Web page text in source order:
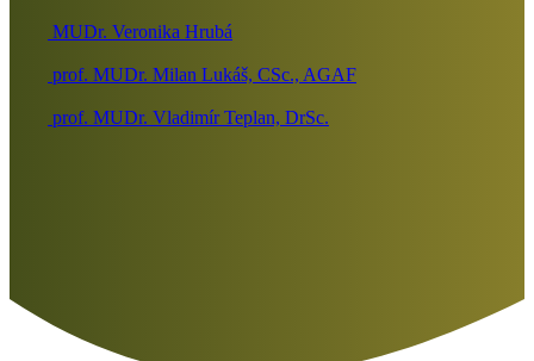
MUDr. Veronika Hrubá
prof. MUDr. Milan Lukáš, CSc., AGAF
prof. MUDr. Vladimír Teplan, DrSc.